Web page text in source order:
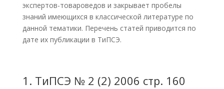
экспертов-товароведов и закрывает пробелы
знаний имеющихся в классической литературе по
данной тематики. Перечень статей приводится по
дате их публикации в ТиПСЭ.
1. ТиПСЭ № 2 (2) 2006 стр. 160